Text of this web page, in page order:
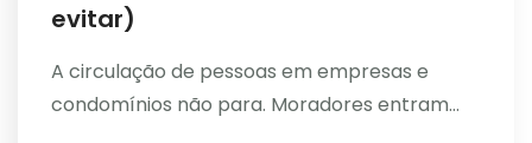
evitar)
A circulação de pessoas em empresas e
condomínios não para. Moradores entram...